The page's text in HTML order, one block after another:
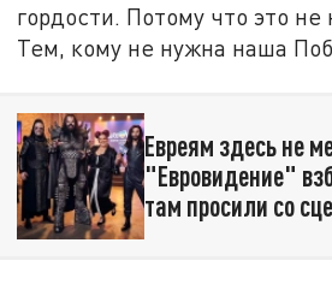
гордости. Потому что это
Тем, кому не нужна наша
Евреям здесь не
"Евровидение"
там просили со